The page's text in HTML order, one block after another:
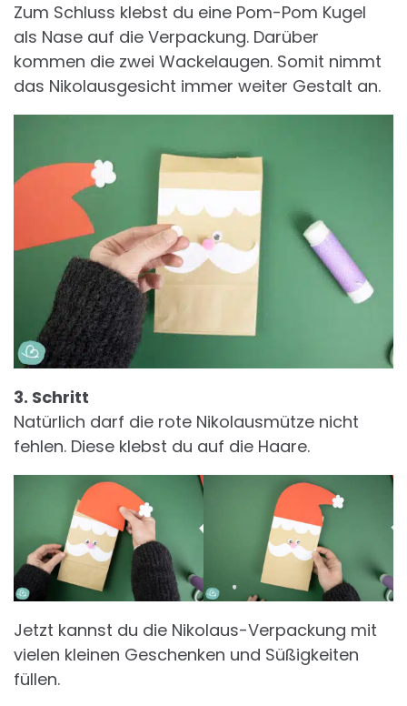
Zum Schluss klebst du eine Pom-Pom Kugel
als Nase auf die Verpackung. Darüber
kommen die zwei Wackelaugen. Somit nimmt
das Nikolausgesicht immer weiter Gestalt an.
3. Schritt
Natürlich darf die rote Nikolausmütze nicht
fehlen. Diese klebst du auf die Haare.
Jetzt kannst du die Nikolaus-Verpackung mit
vielen kleinen Geschenken und Süßigkeiten
füllen.